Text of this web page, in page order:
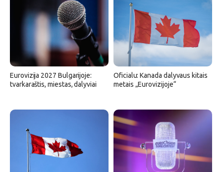
Eurovizija 2027 Bulgarijoje:
tvarkaraštis, miestas, dalyviai
Oficialu: Kanada dalyvaus kitais
metais „Eurovizijoje“